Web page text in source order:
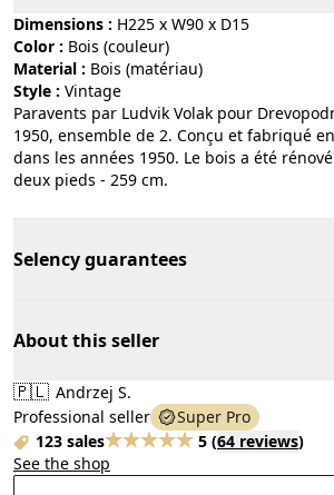
Dimensions : H225 x W90 x D15
Color :
bois (couleur)
Material :
bois (matériau)
Style :
vintage
Paravents par Ludvik Volak pour
1950, ensemble de 2. Conçu et fabriqué
dans les années 1950. Le bois a été
deux pieds - 259 cm.
Selency guarantees
About this seller
🇵🇱 Andrzej S.
Professional seller
Super Pro
123 sales
5 (64 reviews)
See the shop